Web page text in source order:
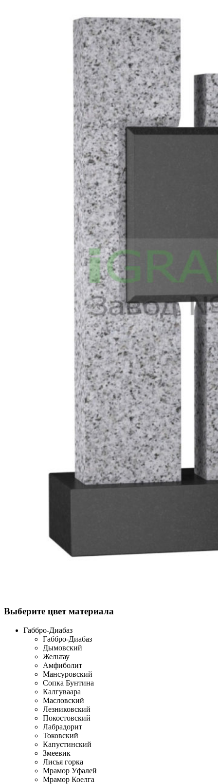
Выберите цвет материала
Габбро-Диабаз
Габбро-Диабаз
Дымовский
Жельтау
Амфиболит
Мансуровский
Сопка Бунтина
Калгуваара
Масловский
Лезниковский
Покостовский
Лабрадорит
Токовский
Капустинский
Змеевик
Лисья горка
Мрамор Уфалей
Мрамор Коелга